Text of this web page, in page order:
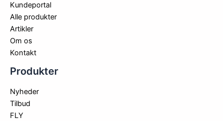
Kundeportal
Alle produkter
Artikler
Om os
Kontakt
Produkter
Nyheder
Tilbud
FLY